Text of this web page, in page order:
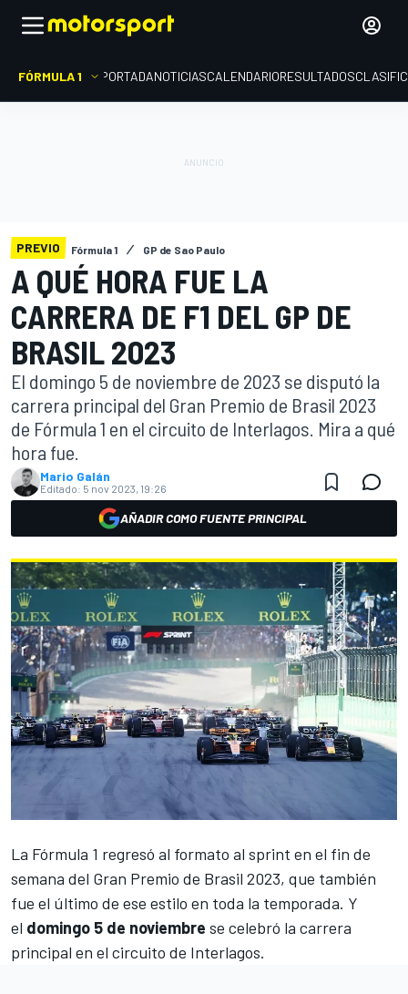
FÓRMULA 1 PORTADANOTICIASCALENDARIORESULTADOS
PREVIO Fórmula 1 GP de Sao Paulo
A QUÉ HORA FUE LA
CARRERA DE F1 DEL GP DE
BRASIL 2023
El domingo 5 de noviembre de 2023 se disputó la
carrera principal del Gran Premio de Brasil 2023
de Fórmula 1 en el circuito de Interlagos. Mira a qué
hora fue.
Mario Galán
Editado: 5 nov 2023, 19:26
AÑADIR COMO FUENTE PRINCIPAL
La Fórmula 1 regresó al formato al sprint en el fin de
semana del Gran Premio de Brasil 2023, que también
fue el último de ese estilo en toda la temporada. Y
el domingo 5 de noviembre se celebró la carrera
principal en el circuito de Interlagos.